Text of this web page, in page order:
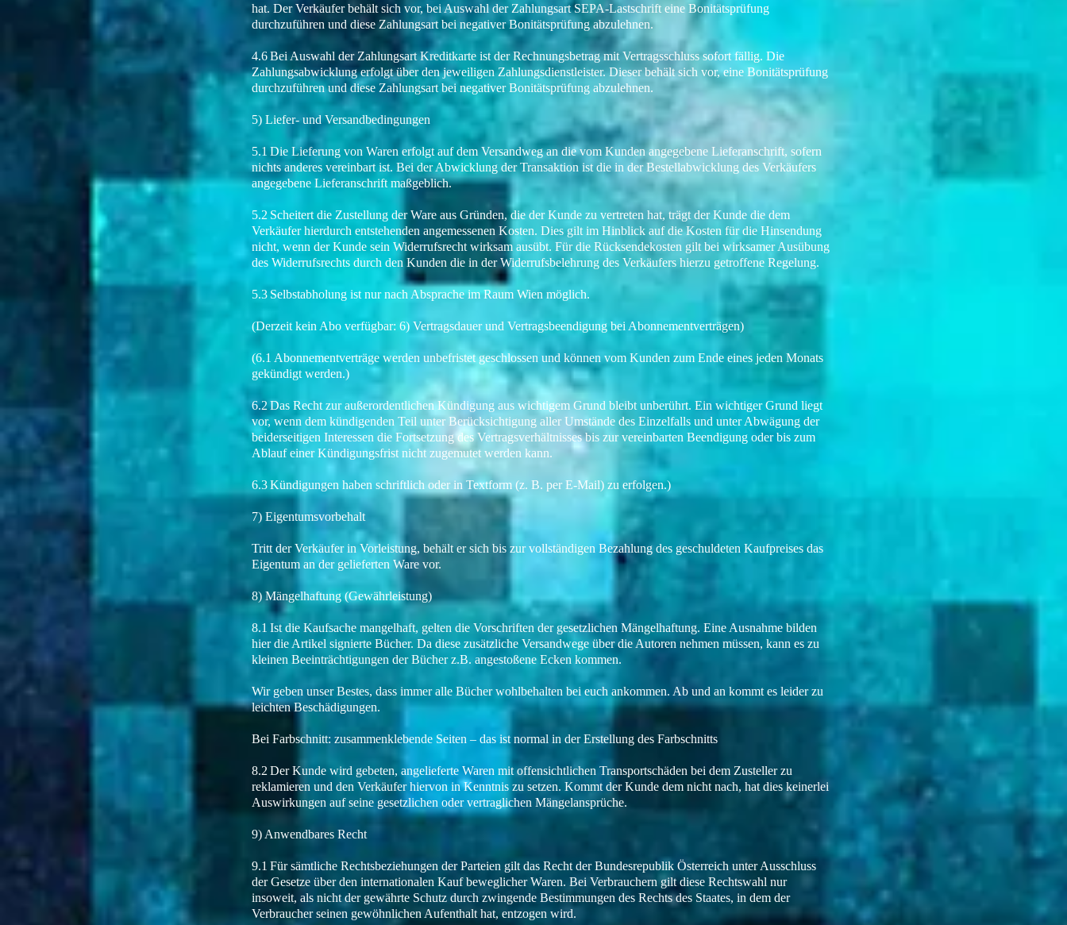
hat. Der Verkäufer behält sich vor, bei Auswahl der Zahlungsart SEPA-Lastschrift eine Bonitätsprüfung
durchzuführen und diese Zahlungsart bei negativer Bonitätsprüfung abzulehnen.
4.6 Bei Auswahl der Zahlungsart Kreditkarte ist der Rechnungsbetrag mit Vertragsschluss sofort fällig. Die
Zahlungsabwicklung erfolgt über den jeweiligen Zahlungsdienstleister. Dieser behält sich vor, eine Bonitätsprüfung
durchzuführen und diese Zahlungsart bei negativer Bonitätsprüfung abzulehnen.
5) Liefer- und Versandbedingungen
5.1 Die Lieferung von Waren erfolgt auf dem Versandweg an die vom Kunden angegebene Lieferanschrift, sofern
nichts anderes vereinbart ist. Bei der Abwicklung der Transaktion ist die in der Bestellabwicklung des Verkäufers
angegebene Lieferanschrift maßgeblich.
5.2 Scheitert die Zustellung der Ware aus Gründen, die der Kunde zu vertreten hat, trägt der Kunde die dem
Verkäufer hierdurch entstehenden angemessenen Kosten. Dies gilt im Hinblick auf die Kosten für die Hinsendung
nicht, wenn der Kunde sein Widerrufsrecht wirksam ausübt. Für die Rücksendekosten gilt bei wirksamer Ausübung
des Widerrufsrechts durch den Kunden die in der Widerrufsbelehrung des Verkäufers hierzu getroffene Regelung.
5.3 Selbstabholung ist nur nach Absprache im Raum Wien möglich.
(Derzeit kein Abo verfügbar: 6) Vertragsdauer und Vertragsbeendigung bei Abonnementverträgen)
(6.1 Abonnementverträge werden unbefristet geschlossen und können vom Kunden zum Ende eines jeden Monats
gekündigt werden.)
6.2 Das Recht zur außerordentlichen Kündigung aus wichtigem Grund bleibt unberührt. Ein wichtiger Grund liegt
vor, wenn dem kündigenden Teil unter Berücksichtigung aller Umstände des Einzelfalls und unter Abwägung der
beiderseitigen Interessen die Fortsetzung des Vertragsverhältnisses bis zur vereinbarten Beendigung oder bis zum
Ablauf einer Kündigungsfrist nicht zugemutet werden kann.
6.3 Kündigungen haben schriftlich oder in Textform (z. B. per E-Mail) zu erfolgen.)
7) Eigentumsvorbehalt
Tritt der Verkäufer in Vorleistung, behält er sich bis zur vollständigen Bezahlung des geschuldeten Kaufpreises das
Eigentum an der gelieferten Ware vor.
8) Mängelhaftung (Gewährleistung)
8.1 Ist die Kaufsache mangelhaft, gelten die Vorschriften der gesetzlichen Mängelhaftung. Eine Ausnahme bilden
hier die Artikel signierte Bücher. Da diese zusätzliche Versandwege über die Autoren nehmen müssen, kann es zu
kleinen Beeinträchtigungen der Bücher z.B. angestoßene Ecken kommen.
Wir geben unser Bestes, dass immer alle Bücher wohlbehalten bei euch ankommen. Ab und an kommt es leider zu
leichten Beschädigungen.
Bei Farbschnitt: zusammenklebende Seiten – das ist normal in der Erstellung des Farbschnitts
8.2 Der Kunde wird gebeten, angelieferte Waren mit offensichtlichen Transportschäden bei dem Zusteller zu
reklamieren und den Verkäufer hiervon in Kenntnis zu setzen. Kommt der Kunde dem nicht nach, hat dies keinerlei
Auswirkungen auf seine gesetzlichen oder vertraglichen Mängelansprüche.
9) Anwendbares Recht
9.1 Für sämtliche Rechtsbeziehungen der Parteien gilt das Recht der Bundesrepublik Österreich unter Ausschluss
der Gesetze über den internationalen Kauf beweglicher Waren. Bei Verbrauchern gilt diese Rechtswahl nur
insoweit, als nicht der gewährte Schutz durch zwingende Bestimmungen des Rechts des Staates, in dem der
Verbraucher seinen gewöhnlichen Aufenthalt hat, entzogen wird.